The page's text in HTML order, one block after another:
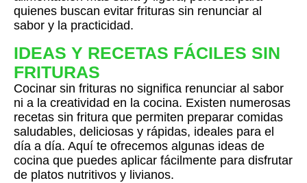
quienes buscan evitar frituras sin renunciar al
sabor y la practicidad.
IDEAS Y RECETAS FÁCILES SIN
FRITURAS
Cocinar sin frituras no significa renunciar al sabor
ni a la creatividad en la cocina. Existen numerosas
recetas sin fritura que permiten preparar comidas
saludables, deliciosas y rápidas, ideales para el
día a día. Aquí te ofrecemos algunas ideas de
cocina que puedes aplicar fácilmente para disfrutar
de platos nutritivos y livianos.